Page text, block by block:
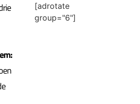
[adrotate
group="6"]